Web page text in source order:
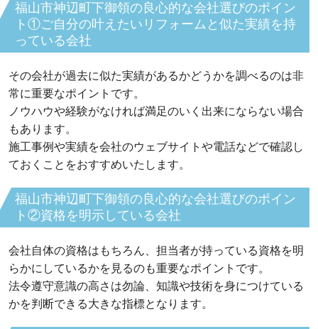
福山市神辺町下御領の良心的な会社選びのポイン
ト①ご自分の叶えたいリフォームと似た実績を持
っている会社
その会社が過去に似た実績があるかどうかを調べるのは非
常に重要なポイントです。
ノウハウや経験がなければ満足のいく出来にならない場合
もあります。
施工事例や実績を会社のウェブサイトや電話などで確認し
ておくことをおすすめいたします。
福山市神辺町下御領の良心的な会社選びのポイン
ト②資格を明示している会社
会社自体の資格はもちろん、担当者が持っている資格を明
らかにしているかを見るのも重要なポイントです。
法令遵守意識の高さは勿論、知識や技術を身につけている
かを判断できる大きな指標となります。